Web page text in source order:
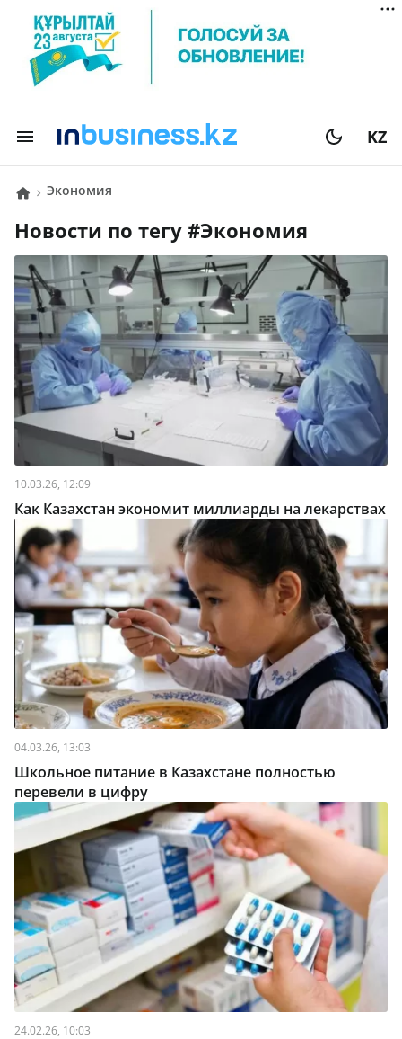
KZ
экономия
Новости по тегу # экономия
10.03.26, 12:09
Как Казахстан экономит миллиарды на лекарствах
04.03.26, 13:03
Школьное питание в Казахстане полностью
перевели в цифру
24.02.26, 10:03